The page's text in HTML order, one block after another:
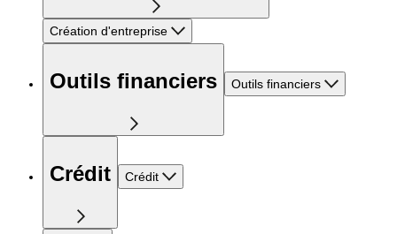
Création d'entreprise
Outils financiers Outils financiers
Crédit Crédit